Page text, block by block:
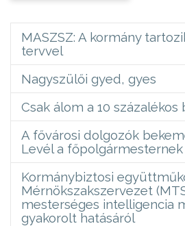
MASZSZ: A kormány
tervvel
Nagyszülői gyed, gyes
Csak álom a 10 százalékos
A fővárosi dolgozók
Levél a főpolgármesternek
Kormánybiztosi
Mérnökszakszervezet
mesterséges intelligencia
gyakorolt hatásáról